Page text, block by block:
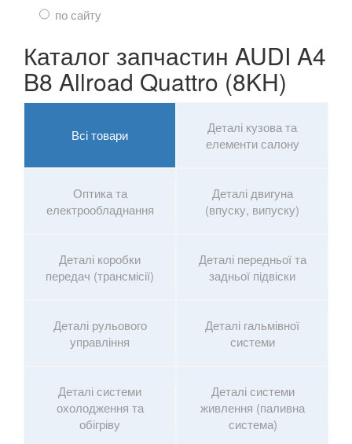
по сайту
Каталог запчастин AUDI A4
B8 Allroad Quattro (8KH)
Всі товари
Деталі кузова та
елементи салону
Оптика та
електрообладнання
Деталі двигуна
(впуску, випуску)
Деталі коробки
передач (трансмісії)
Деталі передньої та
задньої підвіски
Деталі рульового
управління
Деталі гальмівної
системи
Деталі системи
охолодження та
обігріву
Деталі системи
живлення (паливна
система)